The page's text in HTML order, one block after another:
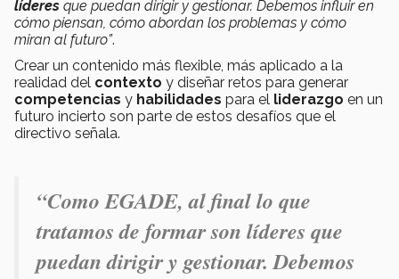
líderes que puedan dirigir y gestionar. Debemos influir en
cómo piensan, cómo abordan los problemas y cómo
miran al futuro”.
Crear un contenido más flexible, más aplicado a la
realidad del contexto y diseñar retos para generar
competencias y habilidades para el liderazgo en un
futuro incierto son parte de estos desafíos que el
directivo señala.
“Como EGADE, al final lo que
tratamos de formar son líderes que
puedan dirigir y gestionar. Debemos